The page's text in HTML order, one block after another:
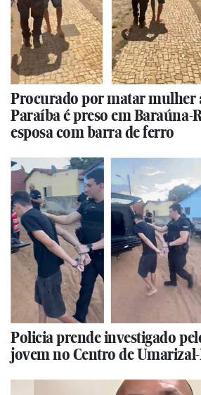
Procurado por matar mulher
Paraíba é preso em Baraúna-
esposa com barra de ferro
Policia prende investigado
jovem no Centro de